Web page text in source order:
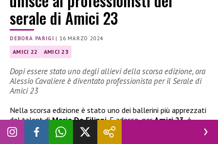
serale di Amici 23
DEBORA PARIGI | 16 MARZO 2024
AMICI 22 AMICI 23
Dopi essere stato uno degli allievi della scorsa edizione, ora
Alessio Cavaliere è diventato professionista per il Serale di
Amici 23
Nella scorsa edizione è stato uno dei ballerini più apprezzati
del talent diMaria De Filippi. E adesso, perAmici 23, è
diventato uno dei professionisti del
di Alessio Cavaliere , ex allievo di